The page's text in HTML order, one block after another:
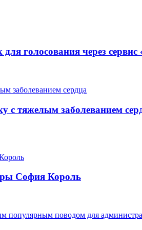
голосования через
с тяжелым заболеванием
София Король